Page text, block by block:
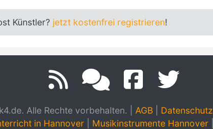
Künstler? jetzt kostenfrei registrieren!
Alle Rechte vorbehalten. AGB| Datenschutz
in Hannover Musikinstrumente Hannover